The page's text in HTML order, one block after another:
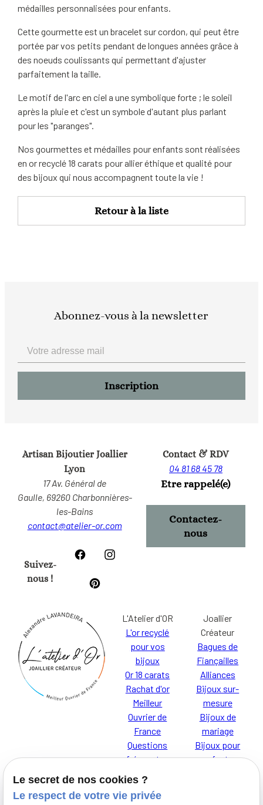
médailles personnalisées pour enfants.
Cette gourmette est un bracelet sur cordon, qui peut être
portée par vos petits pendant de longues années grâce à
des noeuds coulissants qui permettant d'ajuster
parfaitement la taille.
Le motif de l'arc en ciel a une symbolique forte ; le soleil
après la pluie et c'est un symbole d'autant plus parlant
pour les "paranges".
Nos gourmettes et médailles pour enfants sont réalisées
en or recyclé 18 carats pour allier éthique et qualité pour
des bijoux qui nous accompagnent toute la vie !
Retour à la liste
Abonnez-vous à la newsletter
Artisan Bijoutier Joallier
Lyon
17 Av. Général de
Gaulle, 69260 Charbonnières-
les-Bains
contact@atelier-or.com
Suivez-
nous !
Contact & RDV
04 81 68 45 78
Etre rappelé(e)
Contactez-
nous
L'Atelier d'OR
L'or recyclé
pour vos
bijoux
Or 18 carats
Rachat d'or
Meilleur
Ouvrier de
France
Questions
fréquentes
Joallier
Créateur
Bagues de
Fiançailles
Alliances
Bijoux sur-
mesure
Bijoux de
mariage
Bijoux pour
enfants
Le secret de nos cookies ?
Le respect de votre vie privée